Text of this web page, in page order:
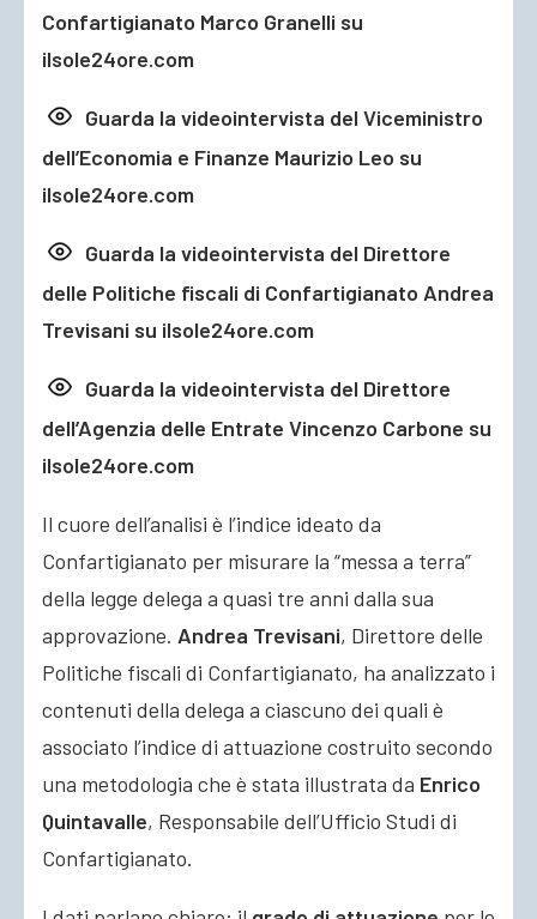
Confartigianato Marco Granelli su
ilsole24ore.com
Guarda la videointervista del Viceministro
dell’Economia e Finanze Maurizio Leo su
ilsole24ore.com
Guarda la videointervista del Direttore
delle Politiche fiscali di Confartigianato Andrea
Trevisani su ilsole24ore.com
Guarda la videointervista del Direttore
dell’Agenzia delle Entrate Vincenzo Carbone su
ilsole24ore.com
Il cuore dell’analisi è l’indice ideato da
Confartigianato per misurare la “messa a terra”
della legge delega a quasi tre anni dalla sua
approvazione. Andrea Trevisani, Direttore delle
Politiche fiscali di Confartigianato, ha analizzato i
contenuti della delega a ciascuno dei quali è
associato l’indice di attuazione costruito secondo
una metodologia che è stata illustrata da Enrico
Quintavalle, Responsabile dell’Ufficio Studi di
Confartigianato.